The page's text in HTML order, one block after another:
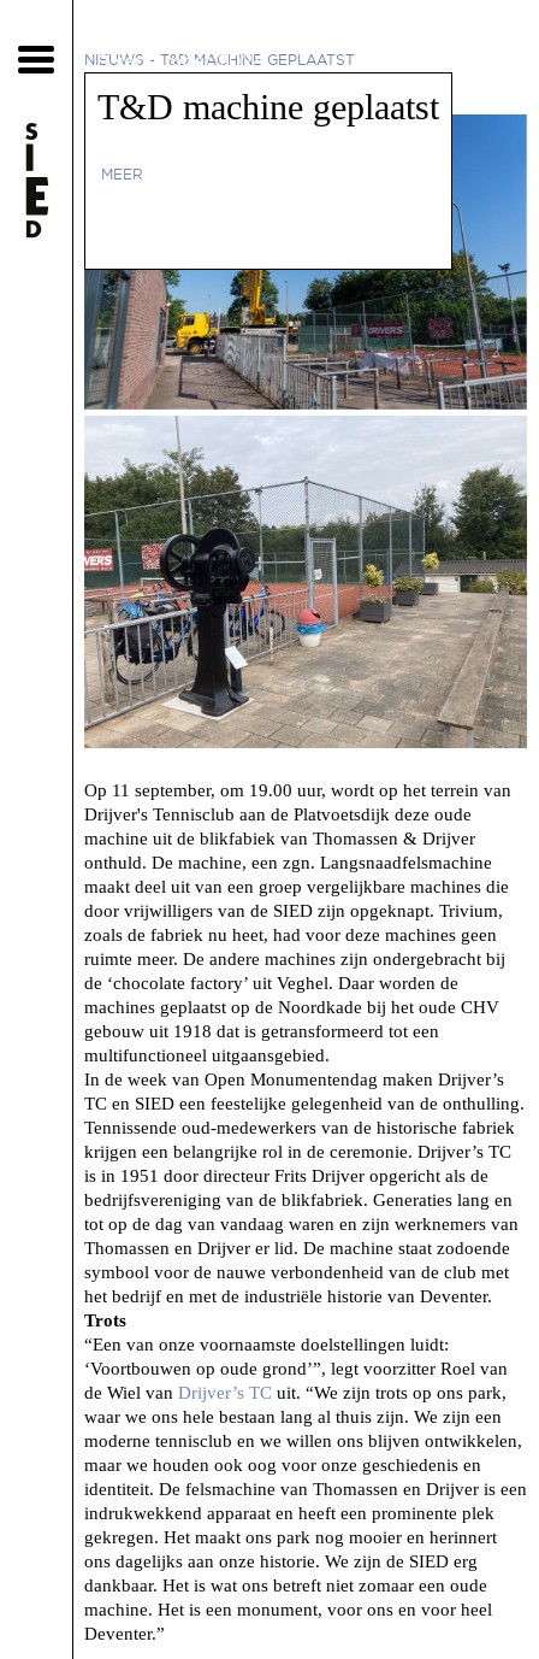
NIEUWS - T&D MACHINE GEPLAATST
9 september 2024
T&D machine geplaatst
MEER
Op 11 september, om 19.00 uur, wordt op het terrein van
Drijver's Tennisclub aan de Platvoetsdijk deze oude
machine uit de blikfabiek van Thomassen & Drijver
onthuld. De machine, een zgn. Langsnaadfelsmachine
maakt deel uit van een groep vergelijkbare machines die
door vrijwilligers van de SIED zijn opgeknapt. Trivium,
zoals de fabriek nu heet, had voor deze machines geen
ruimte meer. De andere machines zijn ondergebracht bij
de ‘chocolate factory’ uit Veghel. Daar worden de
machines geplaatst op de Noordkade bij het oude CHV
gebouw uit 1918 dat is getransformeerd tot een
multifunctioneel uitgaansgebied.
In de week van Open Monumentendag maken Drijver’s
TC en SIED een feestelijke gelegenheid van de onthulling.
Tennissende oud-medewerkers van de historische fabriek
krijgen een belangrijke rol in de ceremonie. Drijver’s TC
is in 1951 door directeur Frits Drijver opgericht als de
bedrijfsvereniging van de blikfabriek. Generaties lang en
tot op de dag van vandaag waren en zijn werknemers van
Thomassen en Drijver er lid. De machine staat zodoende
symbool voor de nauwe verbondenheid van de club met
het bedrijf en met de industriële historie van Deventer.
Trots
“Een van onze voornaamste doelstellingen luidt:
‘Voortbouwen op oude grond’”, legt voorzitter Roel van
de Wiel van Drijver’s TC uit. “We zijn trots op ons park,
waar we ons hele bestaan lang al thuis zijn. We zijn een
moderne tennisclub en we willen ons blijven ontwikkelen,
maar we houden ook oog voor onze geschiedenis en
identiteit. De felsmachine van Thomassen en Drijver is een
indrukwekkend apparaat en heeft een prominente plek
gekregen. Het maakt ons park nog mooier en herinnert
ons dagelijks aan onze historie. We zijn de SIED erg
dankbaar. Het is wat ons betreft niet zomaar een oude
machine. Het is een monument, voor ons en voor heel
Deventer.”